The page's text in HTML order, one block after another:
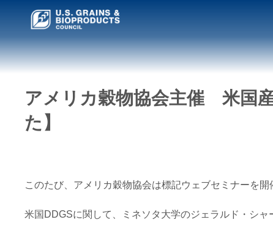
アメリカ穀物協会主催 米国
た】
このたび、アメリカ穀物協会は標記ウェブセミナーを開
米国DDGSに関して、ミネソタ大学のジェラルド・シ